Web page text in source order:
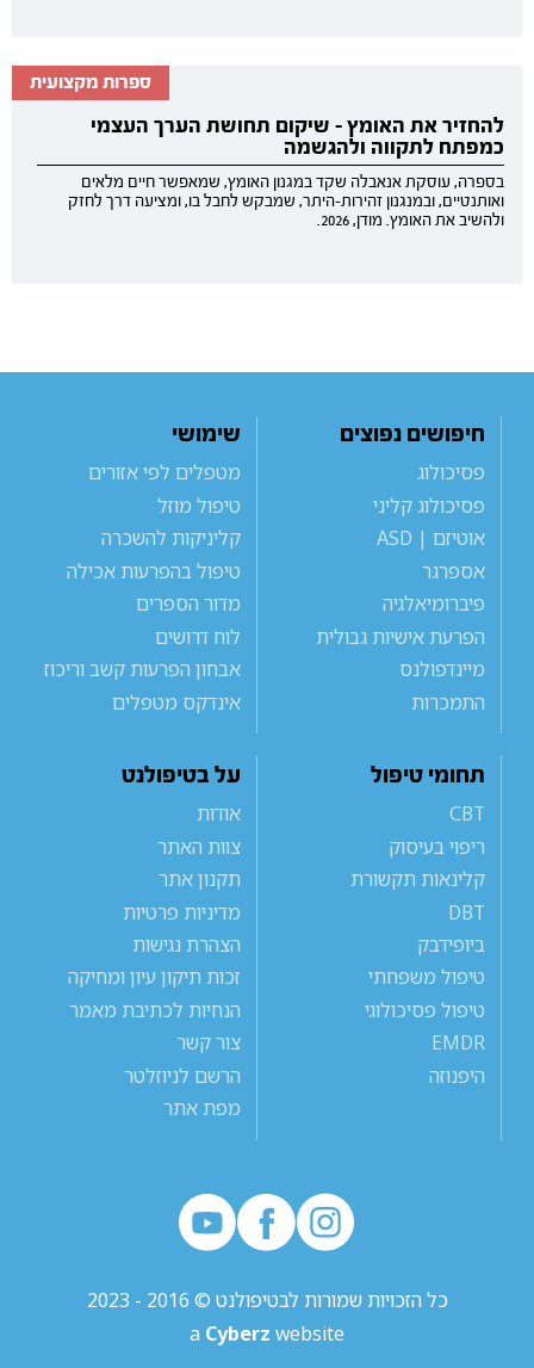
ספרות מקצועית
להחזיר את האומץ - שיקום תחושת הערך העצמי
כמפתח לתקווה ולהגשמה
בספרה, עוסקת אנאבלה שקד במגנון האומץ, שמאפשר חיים מלאים
ואותנטיים, ובמנגנון זהירות-היתר, שמבקש לחבל בו, ומציעה דרך לחזק
ולהשיב את האומץ. מודן, 2026.
חיפושים נפוצים
פסיכולוג
פסיכולוג קליני
אוטיזם | ASD
אספרגר
פיברומיאלגיה
הפרעת אישיות גבולית
מיינדפולנס
התמכרות
שימושי
מטפלים לפי אזורים
טיפול מוזל
קליניקות להשכרה
טיפול בהפרעות אכילה
מדור הספרים
לוח דרושים
אבחון הפרעות קשב וריכוז
אינדקס מטפלים
תחומי טיפול
CBT
ריפוי בעיסוק
קלינאות תקשורת
DBT
ביופידבק
טיפול משפחתי
טיפול פסיכולוגי
EMDR
היפנוזה
על בטיפולנט
אודות
צוות האתר
תקנון אתר
מדיניות פרטיות
הצהרת נגישות
זכות תיקון עיון ומחיקה
הנחיות לכתיבת מאמר
צור קשר
הרשם לניוזלטר
מפת אתר
כל הזכויות שמורות לבטיפולנט © 2016 - 2023
a Cyberz website